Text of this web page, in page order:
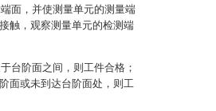
面，并使测量单元的测量端
触，观察测量单元的检测端
台阶面之间，则工件合格；
面或未到达台阶面处，则工